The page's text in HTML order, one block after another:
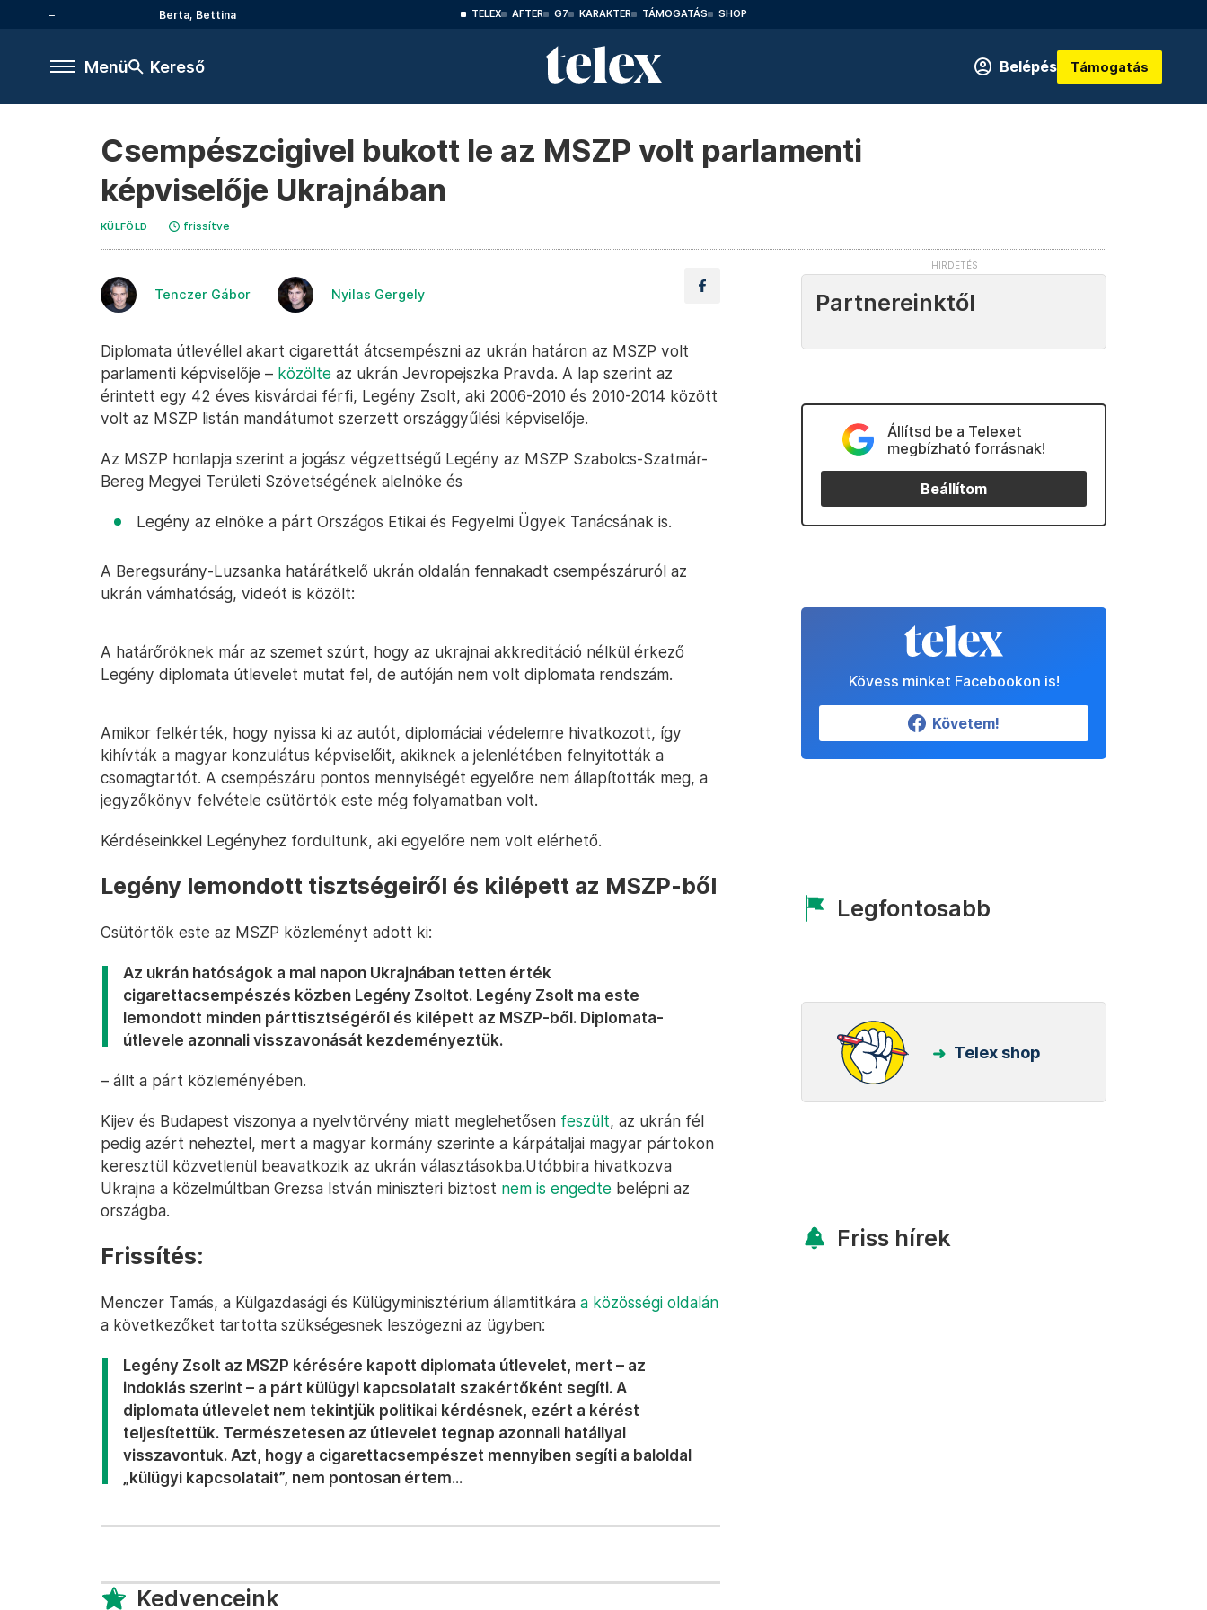
Berta, Bettina TELEX AFTER G7 KARAKTER TÁMOGATÁS SHOP
Menü Kereső Belépés Támogatás
Csempészcigivel bukott le az MSZP volt parlamenti
képviselője Ukrajnában
KÜLFÖLD frissítve
Tenczer Gábor Nyilas Gergely
Diplomata útlevéllel akart cigarettát átcsempészni az ukrán határon az MSZP volt
parlamenti képviselője – közölte az ukrán Jevropejszka Pravda. A lap szerint az
érintett egy 42 éves kisvárdai férfi, Legény Zsolt, aki 2006-2010 és 2010-2014 között
volt az MSZP listán mandátumot szerzett országgyűlési képviselője.
Az MSZP honlapja szerint a jogász végzettségű Legény az MSZP Szabolcs-Szatmár-
Bereg Megyei Területi Szövetségének alelnöke és
Legény az elnöke a párt Országos Etikai és Fegyelmi Ügyek Tanácsának is.
A Beregsurány-Luzsanka határátkelő ukrán oldalán fennakadt csempészáruról az
ukrán vámhatóság, videót is közölt:
A határőröknek már az szemet szúrt, hogy az ukrajnai akkreditáció nélkül érkező
Legény diplomata útlevelet mutat fel, de autóján nem volt diplomata rendszám.
Amikor felkérték, hogy nyissa ki az autót, diplomáciai védelemre hivatkozott, így
kihívták a magyar konzulátus képviselőit, akiknek a jelenlétében felnyitották a
csomagtartót. A csempészáru pontos mennyiségét egyelőre nem állapították meg, a
jegyzőkönyv felvétele csütörtök este még folyamatban volt.
Kérdéseinkkel Legényhez fordultunk, aki egyelőre nem volt elérhető.
Legény lemondott tisztségeiről és kilépett az MSZP-ből
Csütörtök este az MSZP közleményt adott ki:
Az ukrán hatóságok a mai napon Ukrajnában tetten érték
cigarettacsempészés közben Legény Zsoltot. Legény Zsolt ma este
lemondott minden párttisztségéről és kilépett az MSZP-ből. Diplomata-
útlevele azonnali visszavonását kezdeményeztük.
– állt a párt közleményében.
Kijev és Budapest viszonya a nyelvtörvény miatt meglehetősen feszült, az ukrán fél
pedig azért neheztel, mert a magyar kormány szerinte a kárpátaljai magyar pártokon
keresztül közvetlenül beavatkozik az ukrán választásokba.Utóbbira hivatkozva
Ukrajna a közelmúltban Grezsa István miniszteri biztost nem is engedte belépni az
országba.
Frissítés:
Menczer Tamás, a Külgazdasági és Külügyminisztérium államtitkára a közösségi oldalán
a következőket tartotta szükségesnek leszögezni az ügyben:
Legény Zsolt az MSZP kérésére kapott diplomata útlevelet, mert – az
indoklás szerint – a párt külügyi kapcsolatait szakértőként segíti. A
diplomata útlevelet nem tekintjük politikai kérdésnek, ezért a kérést
teljesítettük. Természetesen az útlevelet tegnap azonnali hatállyal
visszavontuk. Azt, hogy a cigarettacsempészet mennyiben segíti a baloldal
„külügyi kapcsolatait”, nem pontosan értem...
Kedvenceink
Partnereinktől
Állítsd be a Telexet
megbízható forrásnak!
Beállítom
Kövess minket Facebookon is!
Követem!
Legfontosabb
Telex shop
Friss hírek